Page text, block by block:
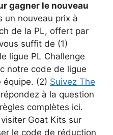
gagner le nouveau
un nouveau prix à
de la PL, offert par
suffit de (1)
ligue PL Challenge
notre code de ligue
équipe. (2) Suivez The
à la question
complètes ici.
Goat Kits sur
le code de réduction